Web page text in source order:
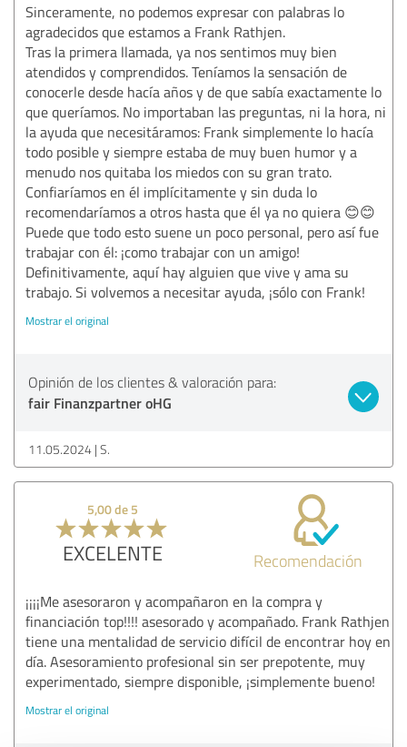
Sinceramente, no podemos expresar con palabras lo
agradecidos que estamos a Frank Rathjen.
Tras la primera llamada, ya nos sentimos muy bien
atendidos y comprendidos. Teníamos la sensación de
conocerle desde hacía años y de que sabía exactamente lo
que queríamos. No importaban las preguntas, ni la hora, ni
la ayuda que necesitáramos: Frank simplemente lo hacía
todo posible y siempre estaba de muy buen humor y a
menudo nos quitaba los miedos con su gran trato.
Confiaríamos en él implícitamente y sin duda lo
recomendaríamos a otros hasta que él ya no quiera 😊😊
Puede que todo esto suene un poco personal, pero así fue
trabajar con él: ¡como trabajar con un amigo!
Definitivamente, aquí hay alguien que vive y ama su
trabajo. Si volvemos a necesitar ayuda, ¡sólo con Frank!
Mostrar el original
Opinión de los clientes & valoración para:
fair Finanzpartner oHG
11.05.2024 S.
5,00 de 5
EXCELENTE Recomendación
¡¡¡¡Me asesoraron y acompañaron en la compra y
financiación top!!!! asesorado y acompañado. Frank Rathjen
tiene una mentalidad de servicio difícil de encontrar hoy en
día. Asesoramiento profesional sin ser prepotente, muy
experimentado, siempre disponible, ¡simplemente bueno!
Mostrar el original